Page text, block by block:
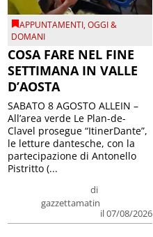
APPUNTAMENTI,OGGI &
DOMANI
COSA FARE NEL FINE
SETTIMANA IN VALLE
D’AOSTA
di
gazzettamatin
il 07/08/2026
SABATO 8 AGOSTO ALLEIN –
All’area verde Le Plan-de-
Clavel prosegue “ItinerDante”,
le letture dantesche, con la
partecipazione di Antonello
Pistritto (...